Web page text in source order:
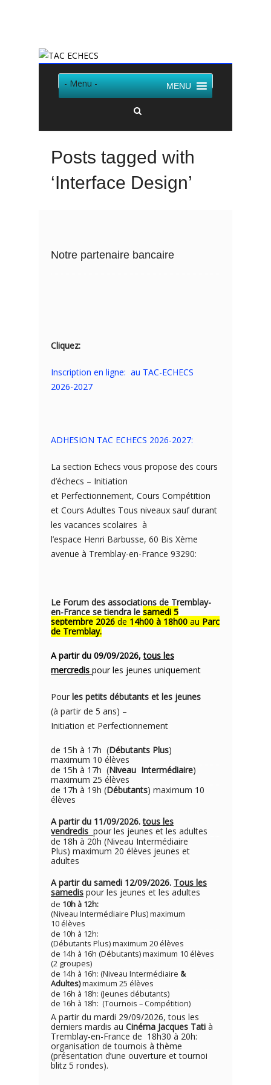
- Menu - MENU
Posts tagged with
‘Interface Design’
Notre partenaire bancaire
Cliquez:
Inscription en ligne: au TAC-ECHECS
2026-2027
ADHESION TAC ECHECS 2026-2027:
La section Echecs vous propose des cours
d’échecs – Initiation
et Perfectionnement, Cours Compétition
et Cours Adultes Tous niveaux sauf durant
les vacances scolaires à
l’espace Henri Barbusse, 60 Bis Xème
avenue à Tremblay-en-France 93290:
Le Forum des associations de Tremblay-
en-France se tiendra le samedi 5
septembre 2026 de 14h00 à 18h00 au Parc
de Tremblay.
A partir du 09/09/2026,tous les
mercredis pour les jeunes uniquement
Pour les petits débutants et les jeunes
(à partir de 5 ans) –
Initiation et Perfectionnement
de 15h à 17h (Débutants Plus)
maximum 10 élèves
de 15h à 17h (Niveau Intermédiaire)
maximum 25 élèves
de 17h à 19h (Débutants) maximum 10
élèves
A partir du 11/09/2026.tous les
vendredis pour les jeunes et les adultes
de 18h à 20h (Niveau Intermédiaire
Plus) maximum 20 élèves jeunes et
adultes
A partir du samedi 12/09/2026. Tous les
samedis pour les jeunes et les adultes
de 10h à 12h:
(Niveau Intermédiaire Plus) maximum
10 élèves
de 10h à 12h:
(Débutants Plus) maximum 20 élèves
de 14h à 16h (Débutants) maximum 10 élèves
(2 groupes)
de 14h à 16h: (Niveau Intermédiaire &
Adultes)maximum 25 élèves
de 16h à 18h: (Jeunes débutants)
de 16h à 18h: (Tournois – Compétition)
A partir du mardi 29/09/2026, tous les
derniers mardis au Cinéma Jacques Tati à
Tremblay-en-France de 18h30 à 20h:
organisation de tournois à thème
(présentation d’une ouverture et tournoi
blitz 5 rondes).